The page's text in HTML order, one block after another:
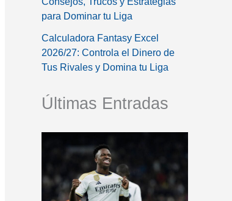
para Dominar tu Liga
Calculadora Fantasy Excel
2026/27: Controla el Dinero de
Tus Rivales y Domina tu Liga
Últimas Entradas